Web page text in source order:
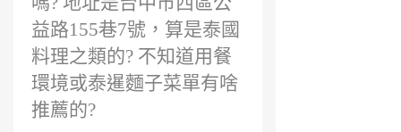
益路155巷7號，算是泰國
料理之類的? 不知道用餐
環境或泰暹麵子菜單有啥
推薦的?